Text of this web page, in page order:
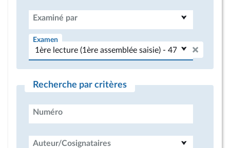
Examiné par
Examen
Recherche par critères
Numéro
Auteur/Cosignataires